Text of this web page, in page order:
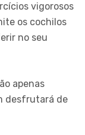
vigorosos
os cochilos
no seu
apenas
desfrutará de